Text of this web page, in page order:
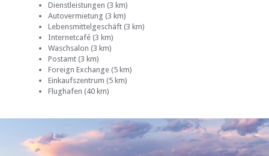
Dienstleistungen (3 km)
Autovermietung (3 km)
Lebensmittelgeschäft (3 km)
Internetcafé (3 km)
Waschsalon (3 km)
Postamt (3 km)
Foreign Exchange (5 km)
Einkaufszentrum (5 km)
Flughafen (40 km)